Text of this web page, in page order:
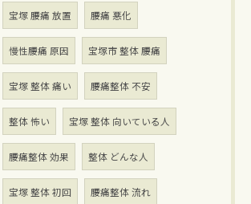
宝塚 腰痛 放置 腰痛 悪化
慢性腰痛 原因 宝塚市 整体 腰痛
宝塚 整体 痛い 腰痛整体 不安
整体 怖い 宝塚 整体 向いている人
腰痛整体 効果 整体 どんな人
宝塚 整体 初回 腰痛整体 流れ